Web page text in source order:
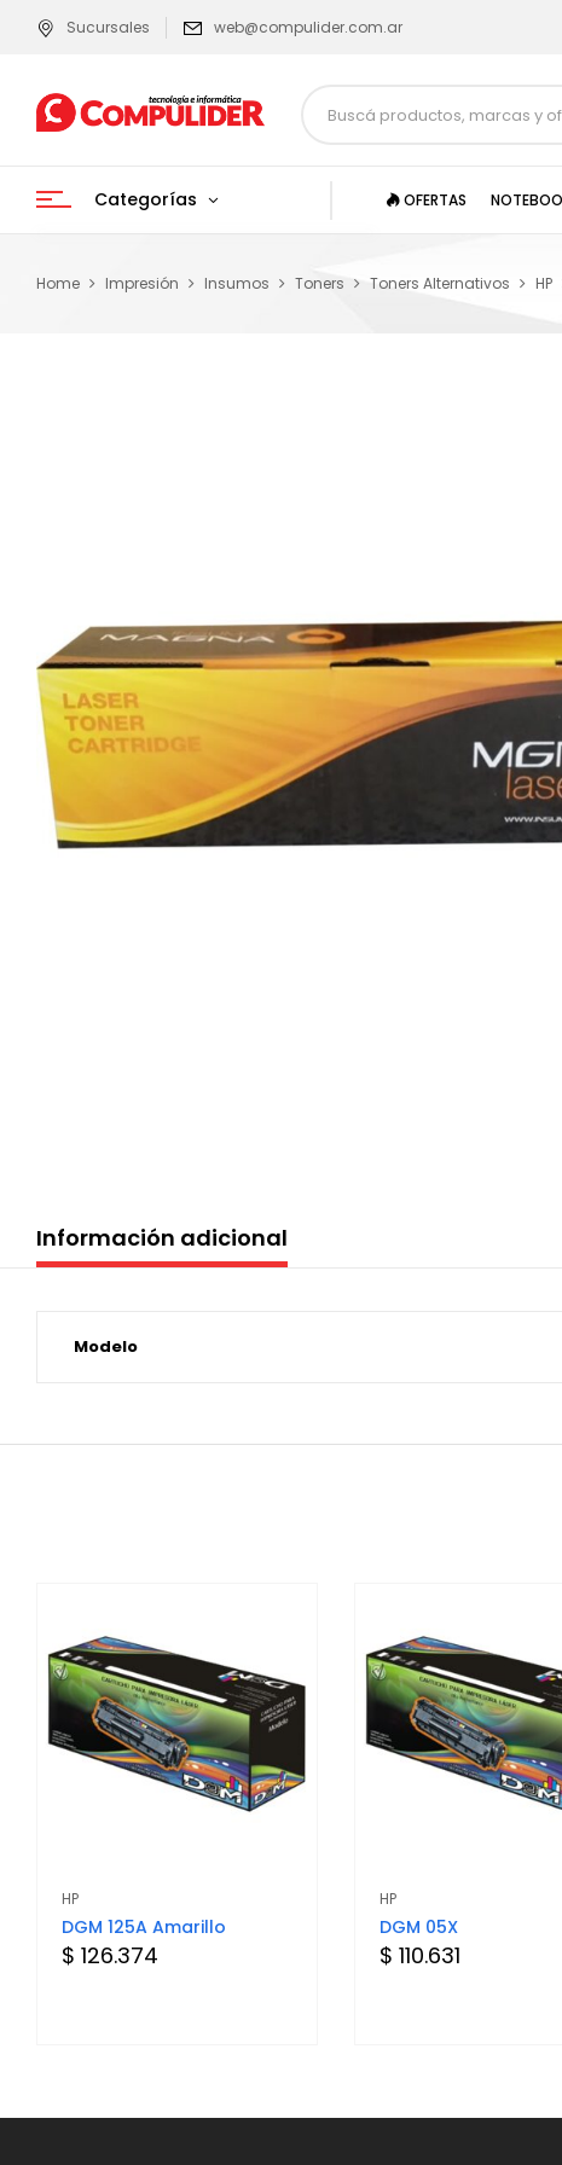
Sucursales web@compulider.com.ar
Categorías OFERTAS
Home Impresión Insumos Toners Toners Alternativos HP
Información adicional
Modelo
HP
DGM 125A Amarillo
$ 126.374
HP
DGM 05X
$ 110.631